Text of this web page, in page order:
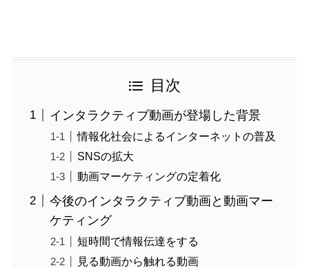
目次
インタラクティブ動画が登場した背景
情報化社会によるインターネットの普及
SNSの拡大
動画マーケティングの定着化
今後のインタラクティブ動画と動画マー
ケティング
短時間で情報伝達をする
見る動画から触れる動画